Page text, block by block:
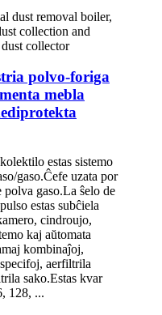
polvo-foriga
mebla
estas sistemo
gaso.Ĉefe uzata por
gaso.La ŝelo de
estas subĉiela
cindroujo,
kaj aŭtomata
kombinaĵoj,
aerfiltrila
sako.Estas kvar
128, ...